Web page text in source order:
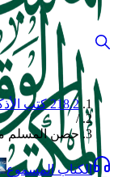
218.2 كتب الأذكار والشعائر
/
حصن المسلم
الكتاب المسموع